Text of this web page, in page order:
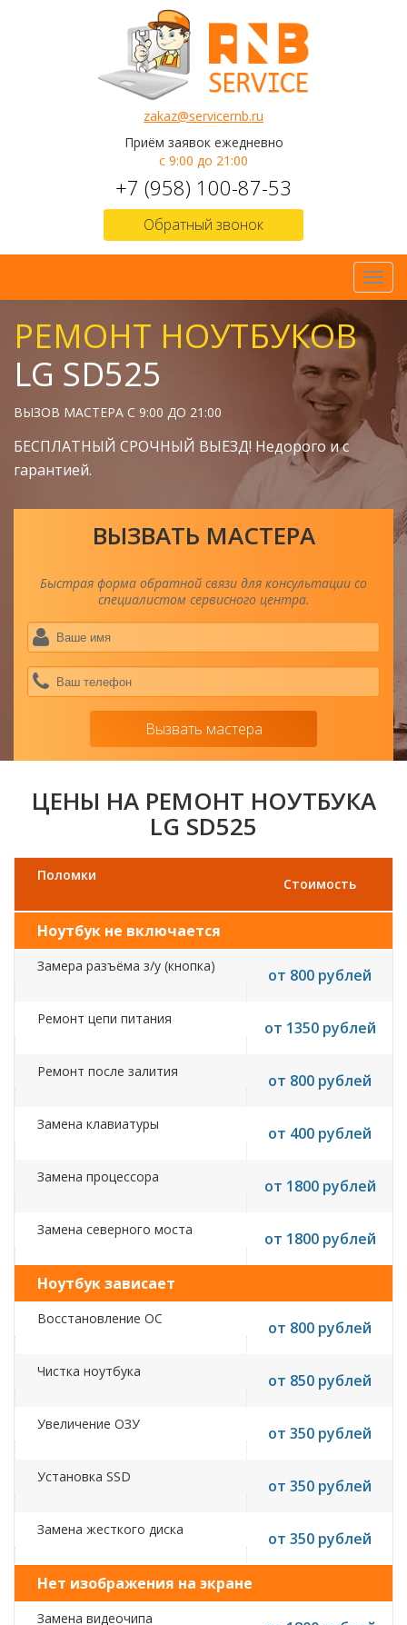
zakaz@servicernb.ru
Приём заявок ежедневно
с 9:00 до 21:00
+7 (958) 100-87-53
Обратный звонок
РЕМОНТ НОУТБУКОВ
LG SD525
ВЫЗОВ МАСТЕРА С 9:00 ДО 21:00
БЕСПЛАТНЫЙ СРОЧНЫЙ ВЫЕЗД! Недорого и с
гарантией.
ВЫЗВАТЬ МАСТЕРА
Быстрая форма обратной связи для консультации со
специалистом сервисного центра.
Вызвать мастера
ЦЕНЫ НА РЕМОНТ НОУТБУКА
LG SD525
Поломки
Стоимость
Ноутбук не включается
Замера разъёма з/у (кнопка) от 800 рублей
Ремонт цепи питания от 1350 рублей
Ремонт после залития от 800 рублей
Замена клавиатуры от 400 рублей
Замена процессора от 1800 рублей
Замена северного моста от 1800 рублей
Ноутбук зависает
Восстановление ОС от 800 рублей
Чистка ноутбука от 850 рублей
Увеличение ОЗУ от 350 рублей
Установка SSD от 350 рублей
Замена жесткого диска от 350 рублей
Нет изображения на экране
Замена видеочипа